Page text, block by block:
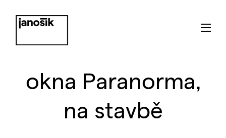
okna Paranorma,
na stavbě